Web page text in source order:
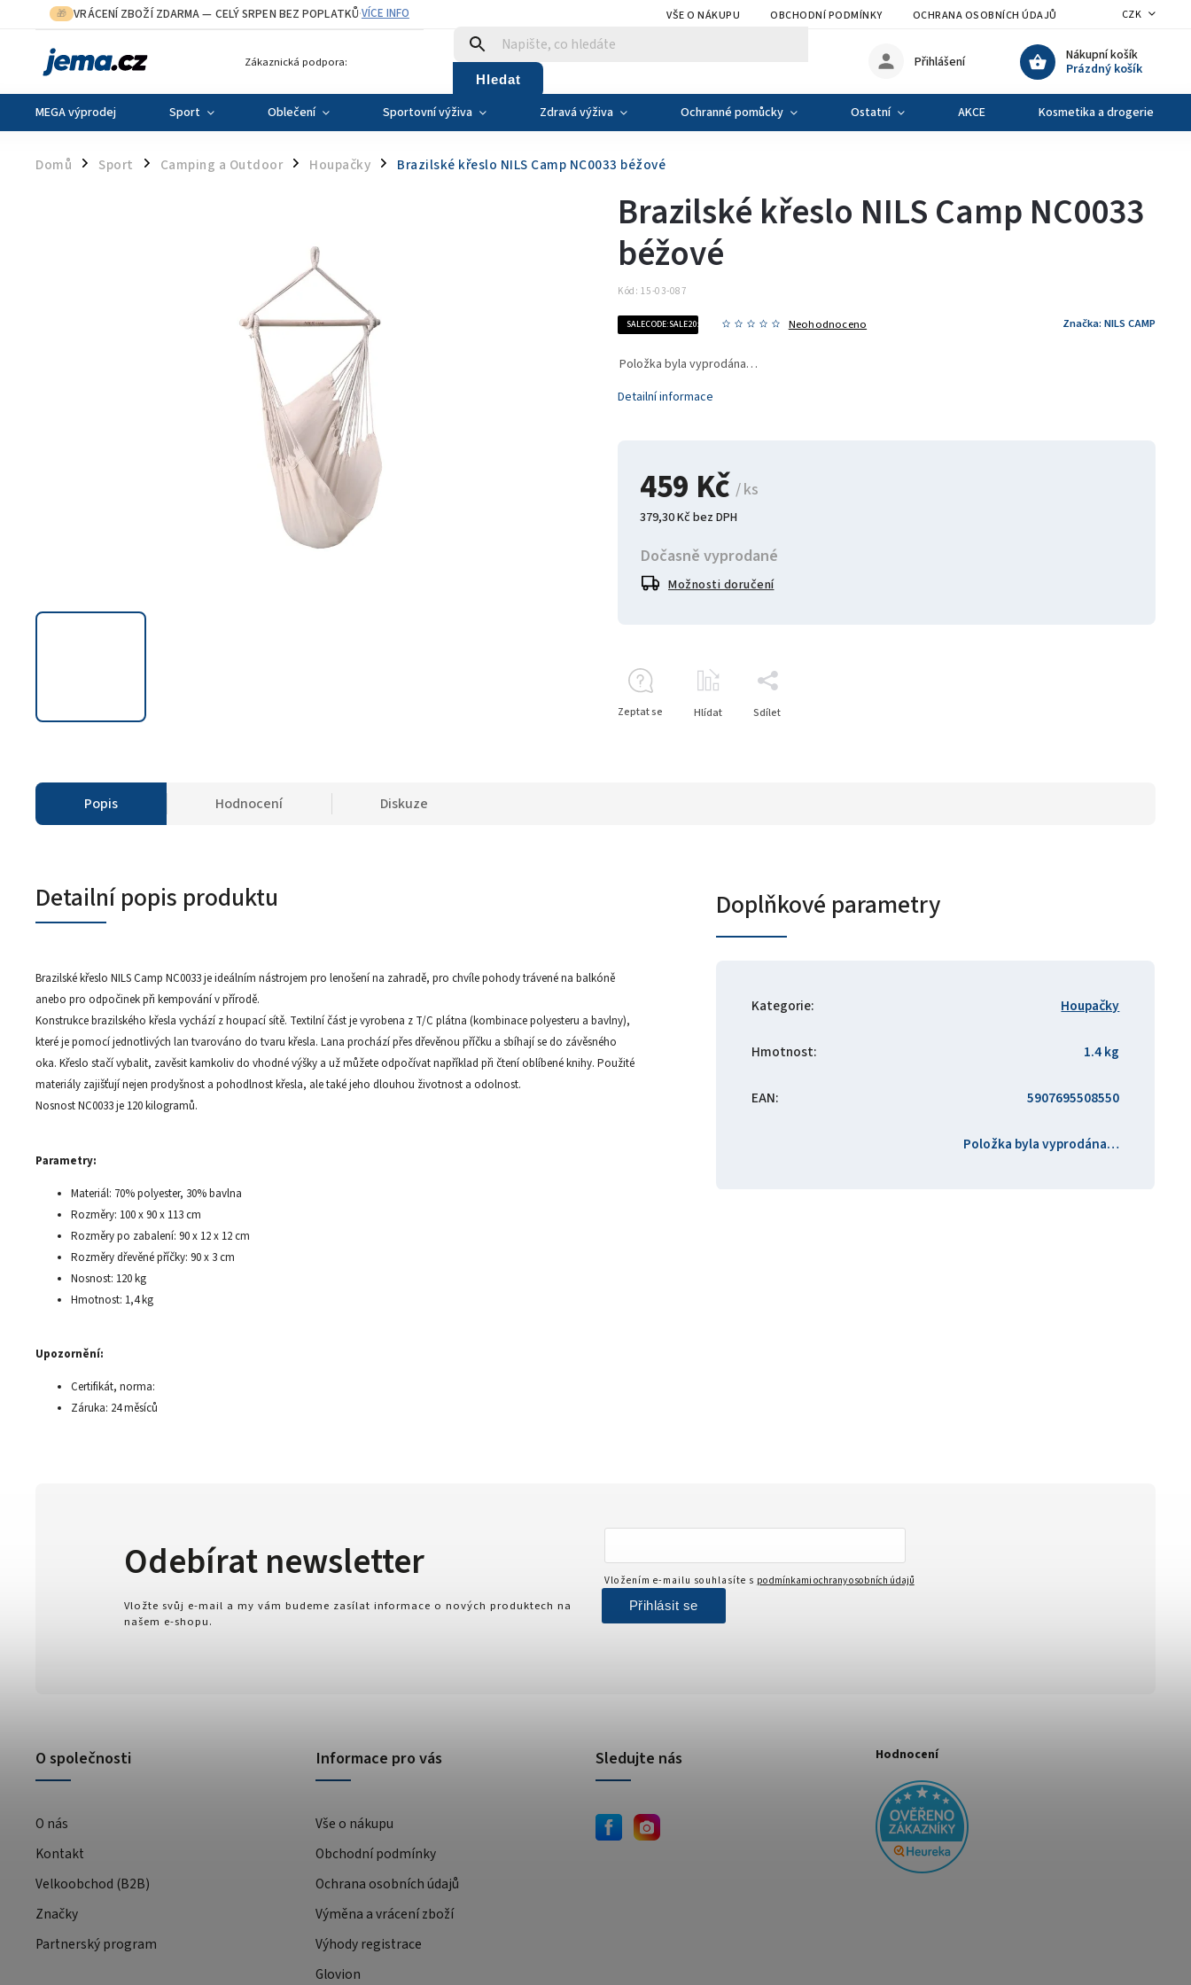
🎁 VRÁCENÍ ZBOŽÍ ZDARMA— CELÝ SRPEN BEZ POPLATKŮ·VÍCE INFO VŠE O NÁKUPU OBCHODNÍ PODMÍNKY OCHRANA OSOBNÍCH ÚDAJŮ VÝMĚNA A VRÁCENÍ
CZK
Zákaznická podpora:
Hledat
Nákupní košík
Prázdný košík
Přihlášení
MEGA výprodej Sport Oblečení Sportovní výživa Zdravá výživa Ochranné pomůcky Ostatní AKCE Kosmetika a drogerie
Domů / Sport / Camping a Outdoor / Houpačky / Brazilské křeslo NILS Camp NC0033 béžové
459 Kč / ks
379,30 Kč bez DPH
Dočasně vyprodané
Možnosti doručení
Brazilské křeslo NILS Camp NC0033
béžové
Kód: 15-03-087
SALECODE:SALE20:20:% Neohodnoceno Značka: NILS CAMP
Položka byla vyprodána…
Detailní informace
Zeptat se Hlídat Sdílet
Popis Hodnocení Diskuze
Detailní popis produktu
Brazilské křeslo NILS Camp NC0033 je ideálním nástrojem pro lenošení na zahradě, pro chvíle pohody trávené na balkóně
anebo pro odpočinek při kempování v přírodě.
Konstrukce brazilského křesla vychází z houpací sítě. Textilní část je vyrobena z T/C plátna (kombinace polyesteru a bavlny),
které je pomocí jednotlivých lan tvarováno do tvaru křesla. Lana prochází přes dřevěnou příčku a sbíhají se do závěsného
oka. Křeslo stačí vybalit, zavěsit kamkoliv do vhodné výšky a už můžete odpočívat například při čtení oblíbené knihy. Použité
materiály zajišťují nejen prodyšnost a pohodlnost křesla, ale také jeho dlouhou životnost a odolnost.
Nosnost NC0033 je 120 kilogramů.
Parametry:
Materiál: 70% polyester, 30% bavlna
Rozměry: 100 x 90 x 113 cm
Rozměry po zabalení: 90 x 12 x 12 cm
Rozměry dřevěné příčky: 90 x 3 cm
Nosnost: 120 kg
Hmotnost: 1,4 kg
Upozornění:
Certifikát, norma:
Záruka: 24 měsíců
Doplňkové parametry
Kategorie: Houpačky
Hmotnost: 1.4 kg
EAN: 5907695508550
Položka byla vyprodána…
O společnosti
O nás
Kontakt
Velkoobchod (B2B)
Značky
Partnerský program
Informace pro vás
Vše o nákupu
Obchodní podmínky
Ochrana osobních údajů
Výměna a vrácení zboží
Výhody registrace
Glovion
Odebírat newsletter
Vložte svůj e-mail a my vám budeme zasílat informace o nových produktech na
našem e-shopu.
Vložením e-mailu souhlasíte s podmínkami ochrany osobních údajů
Přihlásit se
Sledujte nás Hodnocení